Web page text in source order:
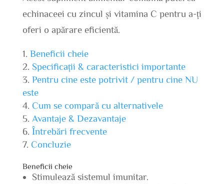
echinaceei cu zincul și vitamina C pentru a-ți
oferi o apărare eficientă.
Beneficii cheie
Specificații & caracteristici importante
Pentru cine este potrivit / pentru cine NU
este
Cum se compară cu alternativele
Avantaje & Dezavantaje
Întrebări frecvente
Concluzie
Beneficii cheie
Stimulează sistemul imunitar.